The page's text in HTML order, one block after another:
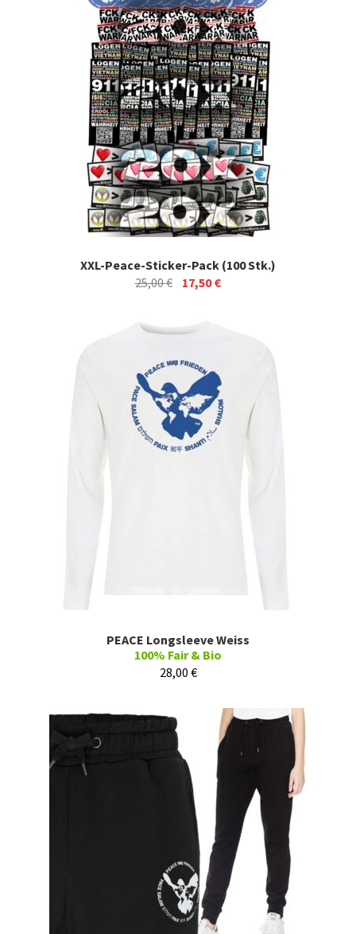
XXL-Peace-Sticker-Pack (100 Stk.)
25,00€ Ursprünglicher
17,50€Aktueller
PEACE Longsleeve Weiss
100% Fair & Bio
28,00 €